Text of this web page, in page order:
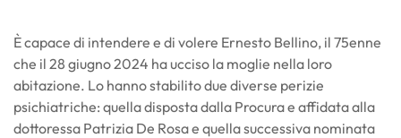
È capace di intendere e di volere Ernesto Bellino, il 75enne
che il 28 giugno 2024 ha ucciso la moglie nella loro
abitazione. Lo hanno stabilito due diverse perizie
psichiatriche: quella disposta dalla Procura e affidata alla
dottoressa Patrizia De Rosa e quella successiva nominata